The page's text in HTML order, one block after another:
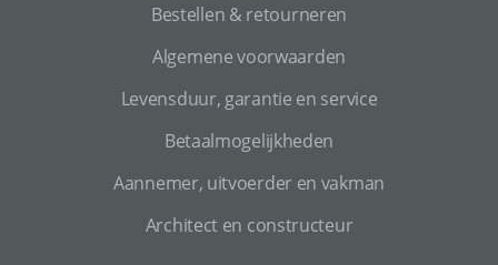
Bestellen & retourneren
Algemene voorwaarden
Levensduur, garantie en service
Betaalmogelijkheden
Aannemer, uitvoerder en vakman
Architect en constructeur